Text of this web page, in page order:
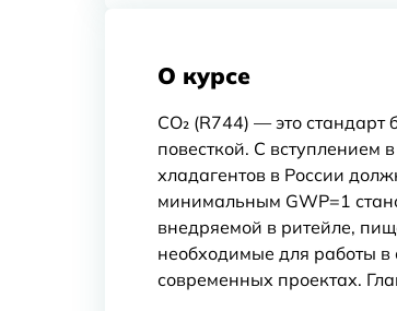
О курсе
CO₂ (R744) — это
повесткой. С вступлением
хладагентов в России
минимальным GWP=1
внедряемой в ритейле,
необходимые для работы в
современных проектах.